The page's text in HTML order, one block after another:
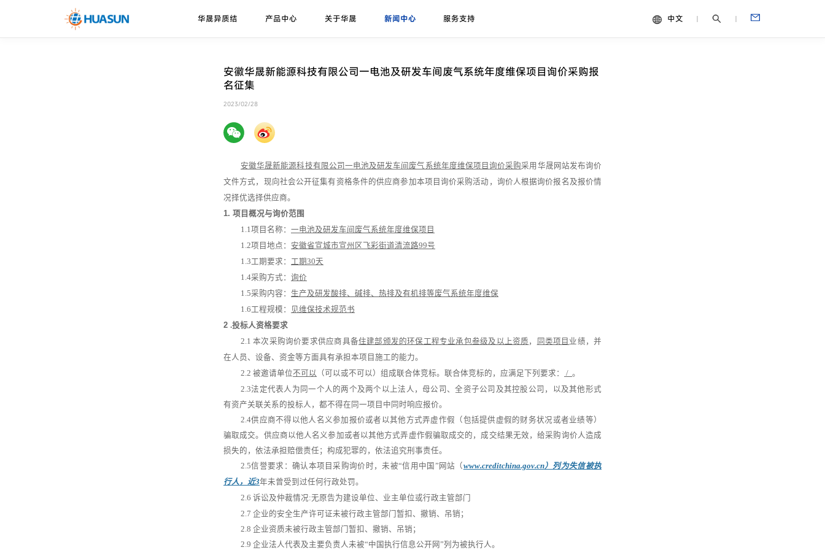
华晟异质结
技术优势
产品中心
珠峰系列
昆仑-高双面率垂直系列
彩色组件
海上光伏
关于华晟 新闻中心 服务支持 中文
我已阅读并同意隐私政策
提交
安徽华晟新能源科技有限公司一电池及研发车间废气系统年度维保项目询价采购报
名征集
2023/02/28
安徽华晟新能源科技有限公司一电池及研发车间废气系统年度维保项目询价采购采用华晟网站发布询价
文件方式，现向社会公开征集有资格条件的供应商参加本项目询价采购活动，询价人根据询价报名及报价情
况择优选择供应商。
1. 项目概况与询价范围
1.1项目名称： 一电池及研发车间废气系统年度维保项目
1.2项目地点： 安徽省宣城市宣州区飞彩街道清流路99号
1.3工期要求： 工期30天
1.4采购方式： 询价
1.5采购内容： 生产及研发酸排、碱排、热排及有机排等废气系统年度维保
1.6工程规模：
见维保技术规范书
2 .投标人资格要求
2.1本次采购询价要求供应商具备住建部颁发的环保工程专业承包叁级及以上资质 ， 同类项目 业绩，并
在人员、设备、资金等方面具有承担本项目 施工的能力。
2.2 被邀请单位不可以 （可以或不可以）组成联合体竞标。 联合体竞标的，应满足下列要求： / 。
2.3法定代表人为同一个人的两个及两个以上法人，母公司、全资子公司及其控股公司，以及其他形式
有资产关联关系的投标人，都不得在同一项目中同时响应报价。
2.4供应商不得以他人名义参加报价或者以其他方式弄虚作假（包括提供虚假的财务状况或者业绩等）
骗取成交。供应商以他人名义参加或者以其他方式弄虚作假骗取成交的，成交结果无效，给采购询价人造成
损失的，依法承担赔偿责任；构成犯罪的，依法追究刑事责任。
2.5信誉要求： 确认本项目采购询价时，未被“信用中国”网站（www.creditchina.gov.cn）列为失信被执
行人，近3年未曾受到过任何行政处罚。
2.6 诉讼及仲裁情况:无原告为建设单位、业主单位或行政主管部门
2.7 企业的安全生产许可证未被行政主管部门暂扣、撤销、吊销；
2.8 企业资质未被行政主管部门暂扣、撤销、吊销；
2.9 企业法人代表及主要负责人未被“中国执行信息公开网”列为被执行人。